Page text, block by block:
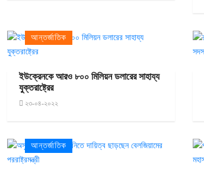
আন্তর্জাতিক
ইউক্রেনকে আরও ৮০০ মিলিয়ন ডলারের সাহায্য
যুক্তরাষ্ট্রের
২৩-০৪-২০২২
আন্তর্জাতিক